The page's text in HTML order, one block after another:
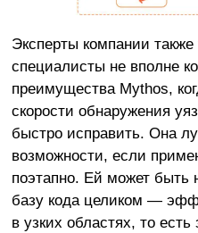
Эксперты компании
специалисты не вполне
преимущества Mythos,
скорости обнаружения
быстро исправить. Она
возможности, если
поэтапно. Ей может быть
базу кода целиком —
в узких областях, то